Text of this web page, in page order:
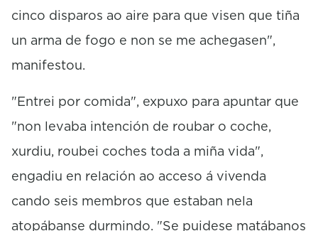
cinco disparos ao aire para que visen que tiña
un arma de fogo e non se me achegasen",
manifestou.
"Entrei por comida", expuxo para apuntar que
"non levaba intención de roubar o coche,
xurdiu, roubei coches toda a miña vida",
engadiu en relación ao acceso á vivenda
cando seis membros que estaban nela
atopábanse durmindo. "Se puidese matábanos